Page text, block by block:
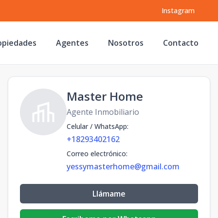
Instagram
Agentes Nosotros Contacto
Master Home
Agente Inmobiliario
Celular / WhatsApp:
+18293402162
Correo electrónico:
yessymasterhome@gmail.com
Llámame